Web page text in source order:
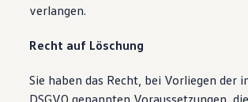
verlangen.
Recht auf Löschung
Sie haben das Recht, bei Vorliegen der
DSGVO genannten Voraussetzungen,